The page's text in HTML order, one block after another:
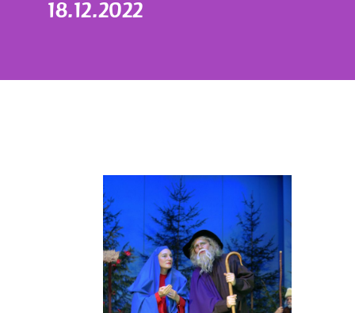
18.12.2022